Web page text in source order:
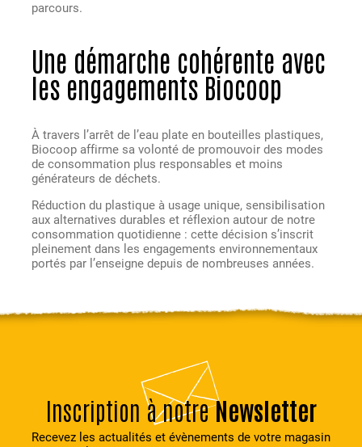
parcours.
Une démarche cohérente avec
les engagements Biocoop
À travers l’arrêt de l’eau plate en bouteilles plastiques,
Biocoop affirme sa volonté de promouvoir des modes
de consommation plus responsables et moins
générateurs de déchets.
Réduction du plastique à usage unique, sensibilisation
aux alternatives durables et réflexion autour de notre
consommation quotidienne : cette décision s’inscrit
pleinement dans les engagements environnementaux
portés par l’enseigne depuis de nombreuses années.
Inscription à notreNewsletter
Recevez les actualités et évènements de votre magasin